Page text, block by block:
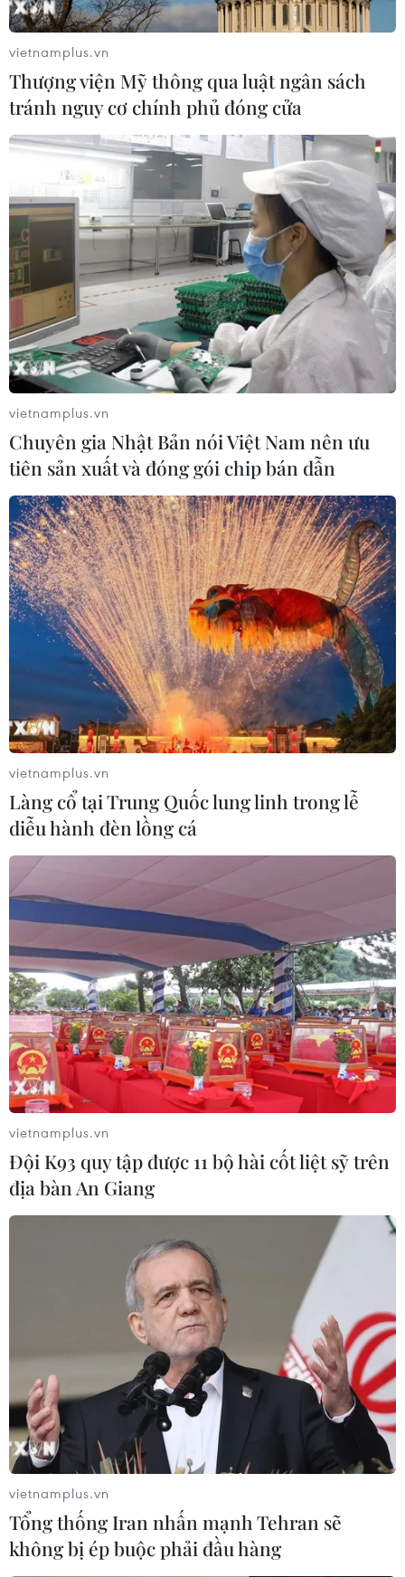
sáng sớm 20/2, trong đó có hai phụ nữ Việt Nam.
vietnamplus.vn
Thượng viện Mỹ thông qua luật ngân sách
tránh nguy cơ chính phủ đóng cửa
vietnamplus.vn
Chuyên gia Nhật Bản nói Việt Nam nên ưu
tiên sản xuất và đóng gói chip bán dẫn
vietnamplus.vn
Làng cổ tại Trung Quốc lung linh trong lễ
diễu hành đèn lồng cá
vietnamplus.vn
Đội K93 quy tập được 11 bộ hài cốt liệt sỹ trên
địa bàn An Giang
vietnamplus.vn
Tổng thống Iran nhấn mạnh Tehran sẽ
không bị ép buộc phải đầu hàng